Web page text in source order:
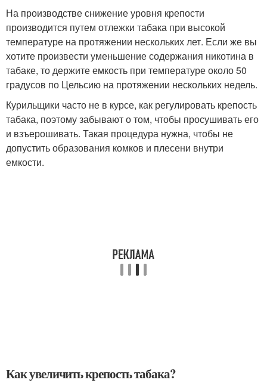
На производстве снижение уровня крепости
производится путем отлежки табака при высокой
температуре на протяжении нескольких лет. Если же вы
хотите произвести уменьшение содержания никотина в
табаке, то держите емкость при температуре около 50
градусов по Цельсию на протяжении нескольких недель.
Курильщики часто не в курсе, как регулировать крепость
табака, поэтому забывают о том, чтобы просушивать его
и взъерошивать. Такая процедура нужна, чтобы не
допустить образования комков и плесени внутри
емкости.
Как увеличить крепость табака?